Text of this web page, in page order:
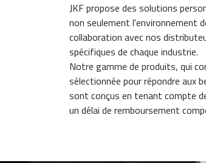
JKF propose des solutions
non seulement l'environnement
collaboration avec nos
spécifiques de chaque industrie.
Notre gamme de produits, qui
sélectionnée pour répondre aux
sont conçus en tenant compte
un délai de remboursement